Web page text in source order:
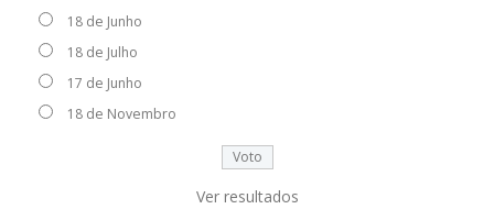
18 de Junho
18 de Julho
17 de Junho
18 de Novembro
Ver resultados